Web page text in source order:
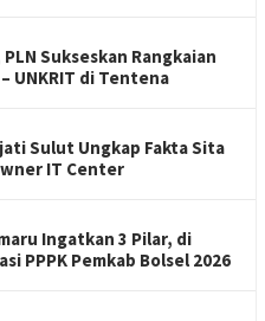
Sukseskan Rangkaian
UNKRIT di Tentena
Sulut Ungkap Fakta Sita
IT Center
Ingatkan 3 Pilar, di
PPPK Pemkab Bolsel 2026